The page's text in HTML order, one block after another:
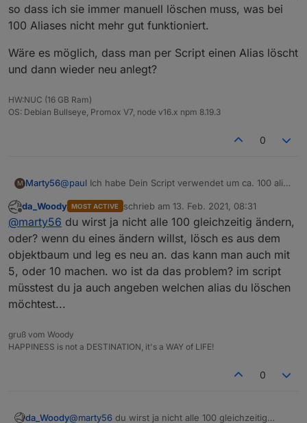
so dass ich sie immer manuell löschen muss, was bei
100 Aliases nicht mehr gut funktioniert.
Wäre es möglich, dass man per Script einen Alias löscht
und dann wieder neu anlegt?
HW:NUC (16 GB Ram)
OS: Debian Bullseye, Promox V7, node v16.x npm 8.19.3
0
M Marty56@paul Ich habe Dein Script verwendet um ca. 100 alias
Es kommt vor, dass ich diese Aliases updaten möchte,
weil sich irgendetwas geändert hat.
Leider kann ich bestehende Aliases nicht
überschreiben, so dass ich sie immer manuell löschen
muss, was bei 100 Aliases nicht mehr gut funktioniert.
Wäre es möglich, dass man per Script einen Alias
löscht und dann wieder neu anlegt?
Offline
da_Woody MOST ACTIVE schrieb am 13. Feb. 2021, 08:31
zuletzt editiert von
@marty56 du wirst ja nicht alle 100 gleichzeitig ändern,
oder? wenn du eines ändern willst, lösch es aus dem
objektbaum und leg es neu an. das kann man auch mit
5, oder 10 machen. wo ist da das problem? im script
müsstest du ja auch angeben welchen alias du löschen
möchtest...
gruß vom Woody
HAPPINESS is not a DESTINATION, it's a WAY of LIFE!
0
da_Woody@marty56 du wirst ja nicht alle 100 gleichzeitig